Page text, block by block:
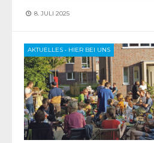
8. JULI 2025
AKTUELLES • HIER BEI UNS